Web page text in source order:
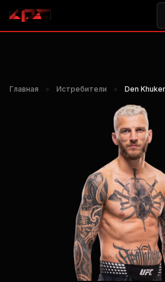
Главная > Истребители > Den Khuker